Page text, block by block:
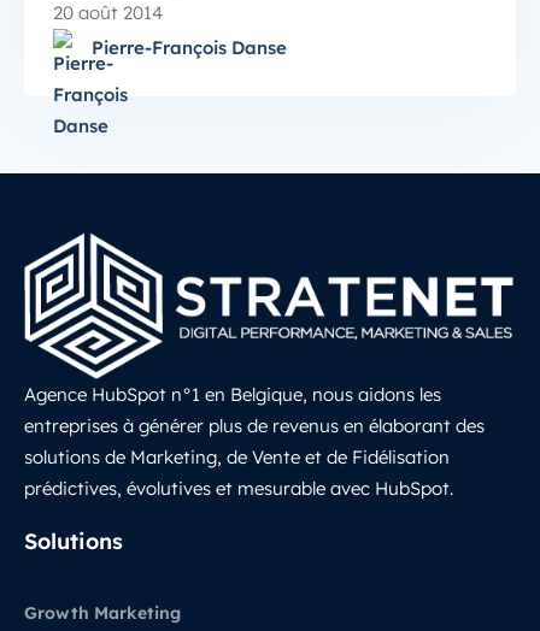
20 août 2014
Pierre-François Danse
Agence HubSpot n°1 en Belgique, nous aidons les
entreprises à générer plus de revenus en élaborant des
solutions de Marketing, de Vente et de Fidélisation
prédictives, évolutives et mesurable avec HubSpot.
Solutions
Growth Marketing